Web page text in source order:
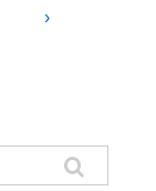
Post
›